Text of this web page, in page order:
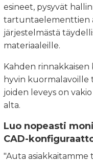
esineet, pysyvät
tartuntaelementtien
järjestelmästä
materiaaleille.
Kahden
hyvin kuormalavoille
joiden leveys on
alta.
Luo nopeasti
CAD-
"Auta